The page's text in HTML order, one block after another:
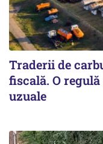
Traderii de
fiscală. O
uzuale